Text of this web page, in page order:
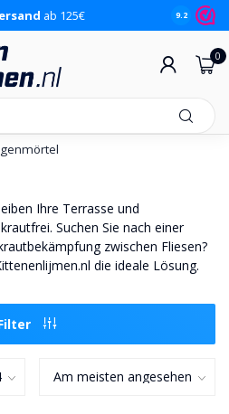
ab 125€ 9.2
0
Ihre Terrasse und
Suchen Sie nach einer
zwischen Fliesen?
die ideale Lösung.